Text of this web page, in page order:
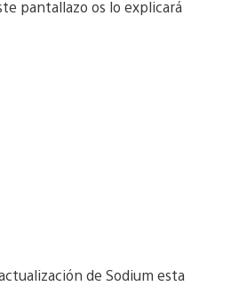
pantallazo os lo explicará
de Sodium esta